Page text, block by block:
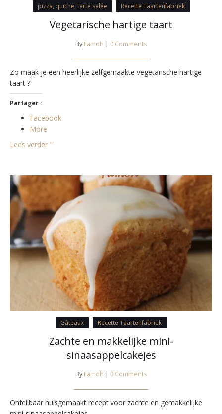
pizza, quiche, tarte salée Recette Taartenfabriek
Vegetarische hartige taart
By Famoh | 0 Comments
Zo maak je een heerlijke zelfgemaakte vegetarische hartige
taart ?
Partager :
Facebook
More
Lees verder "
Gâteaux Recette Taartenfabriek
Zachte en makkelijke mini-
sinaasappelcakejes
By Famoh | 0 Comments
Onfeilbaar huisgemaakt recept voor zachte en gemakkelijke